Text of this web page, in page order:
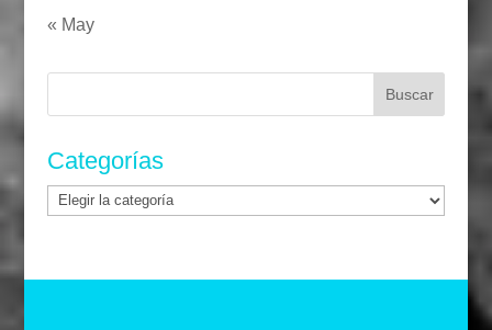
« May
Categorías
Categorías